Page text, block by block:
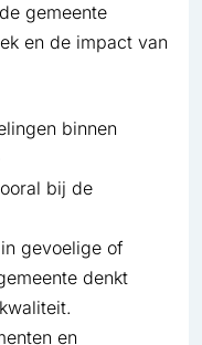
gemeente
en de impact van
binnen
bij de
gevoelige of
denkt
en